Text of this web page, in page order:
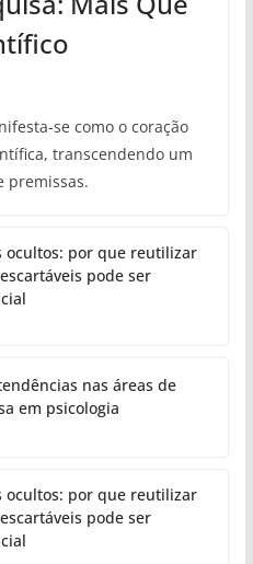
se como o coração
transcendendo um
premissas.
ocultos: por que reutilizar
pode ser
nas áreas de
em psicologia
ocultos: por que reutilizar
pode ser